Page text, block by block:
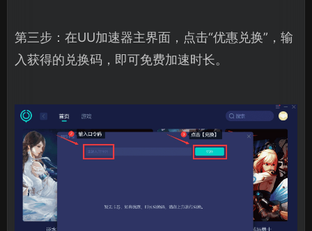
第三步：在UU加速器主界面，点击“优惠兑换”，输
入获得的兑换码，即可免费加速时长。